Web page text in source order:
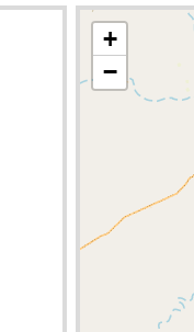
Namibia,
+
−